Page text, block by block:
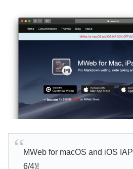
MWeb for macOS and iOS
6/4)!